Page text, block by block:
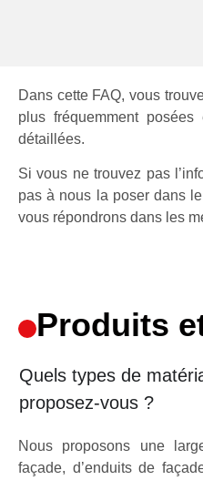
Dans cette FAQ, vous
plus fréquemment
détaillées.
Si vous ne trouvez pas
pas à nous la poser dans le
vous répondrons dans les
Produits
Quels types de
proposez-vous ?
Nous proposons une
façade, d’enduits de